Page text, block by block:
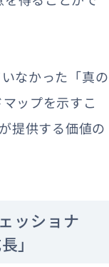
なかった「真の
ップを示すこ
提供する価値の
ッショナ
」